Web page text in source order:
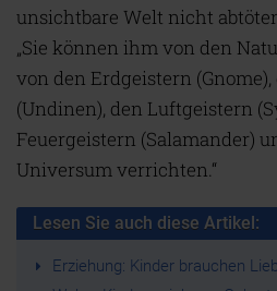
unsichtbare Welt nicht
„Sie können ihm von den
von den Erdgeistern
(Undinen), den Luftgeistern
Feuergeistern (Salamander)
Universum verrichten.“
Lesen Sie auch diese Artikel:
Erziehung: Kinder brauchen